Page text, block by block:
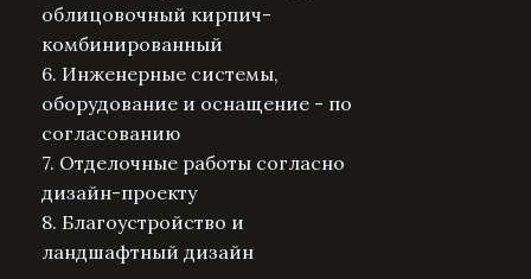
облицовочный кирпич-
комбинированный
6. Инженерные системы,
оборудование и оснащение - по
согласованию
7. Отделочные работы согласно
дизайн-проекту
8. Благоустройство и
ландшафтный дизайн